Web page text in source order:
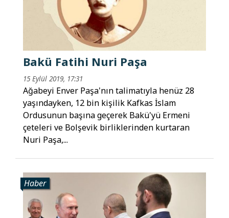
Bakü Fatihi Nuri Paşa
15 Eylül 2019, 17:31
Ağabeyi Enver Paşa'nın talimatıyla henüz 28
yaşındayken, 12 bin kişilik Kafkas İslam
Ordusunun başına geçerek Bakü'yü Ermeni
çeteleri ve Bolşevik birliklerinden kurtaran
Nuri Paşa,...
Haber